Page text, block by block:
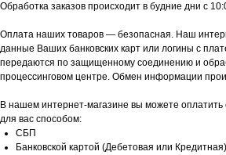
Обработка заказов происходит в будние дни с
Оплата наших товаров — безопасная. Наш
данные Ваших банковских карт или логины с
передаются по защищенному соединению и
процессинговом центре. Обмен информации
В нашем интернет-магазине вы можете
для вас способом:
СБП
Банковской картой (Дебетовая или